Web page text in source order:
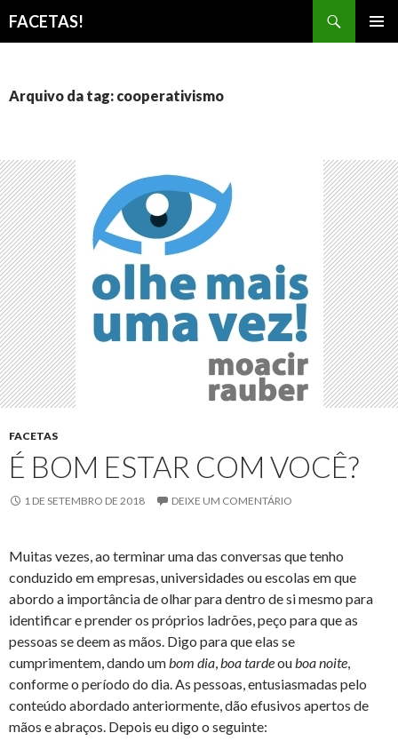
FACETAS!
CONTEÚDO
Arquivo da tag: cooperativismo
FACETAS
É BOM ESTAR COM VOCÊ?
1 DE SETEMBRO DE 2018 DEIXE UM COMENTÁRIO
Muitas vezes, ao terminar uma das conversas que tenho
conduzido em empresas, universidades ou escolas em que
abordo a importância de olhar para dentro de si mesmo para
identificar e prender os próprios ladrões, peço para que as
pessoas se deem as mãos. Digo para que elas se
cumprimentem, dando umbom dia,boa tardeouboa noite,
conforme o período do dia. As pessoas, entusiasmadas pelo
conteúdo abordado anteriormente, dão efusivos apertos de
mãos e abraços. Depois eu digo o seguinte: